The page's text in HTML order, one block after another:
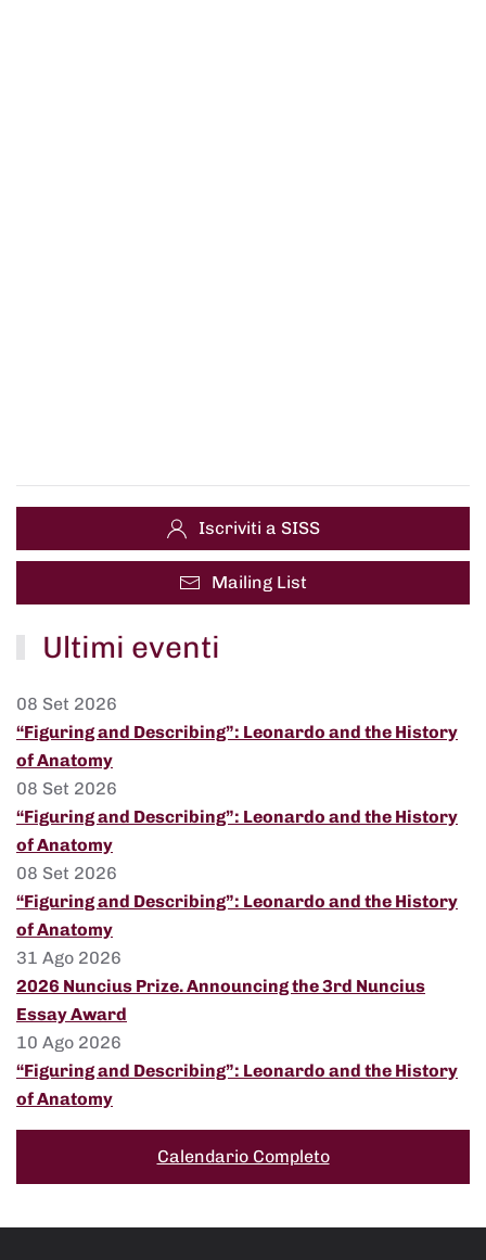
Iscriviti a SISS
Mailing List
Ultimi eventi
08 Set 2026
“Figuring and Describing”: Leonardo and the History
of Anatomy
08 Set 2026
“Figuring and Describing”: Leonardo and the History
of Anatomy
08 Set 2026
“Figuring and Describing”: Leonardo and the History
of Anatomy
31 Ago 2026
2026 Nuncius Prize. Announcing the 3rd Nuncius
Essay Award
10 Ago 2026
“Figuring and Describing”: Leonardo and the History
of Anatomy
Calendario Completo